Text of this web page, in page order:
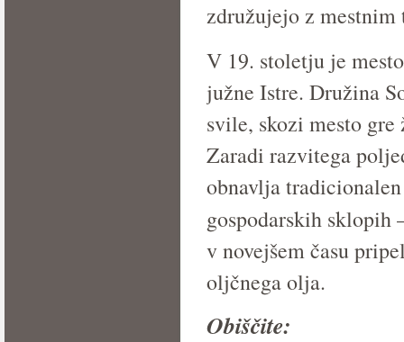
združujejo z
V 19. stoletju je
južne Istre. Družina
svile, skozi mesto
Zaradi razvitega
obnavlja
gospodarskih sklopih
v novejšem času
oljčnega olja.
Obiščite: